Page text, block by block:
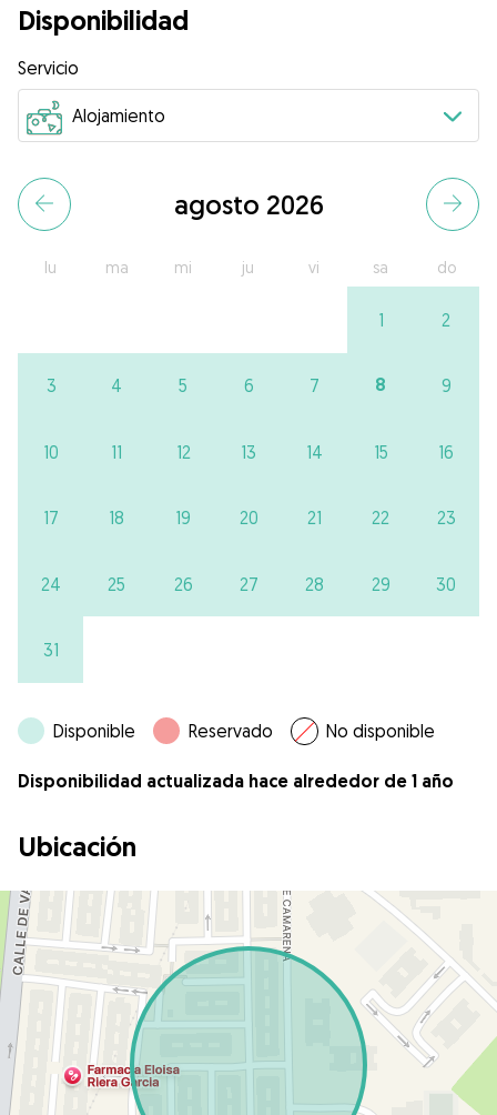
Disponibilidad
Servicio
agosto 2026
lu ma mi ju vi sa do
1 2
3 4 5 6 7 8 9
10 11 12 13 14 15 16
17 18 19 20 21 22 23
24 25 26 27 28 29 30
31
Disponible Reservado No disponible
Disponibilidad actualizada hace alrededor de 1 año
Ubicación